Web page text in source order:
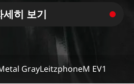
세히 보기
GrayLeitzphoneM EV1